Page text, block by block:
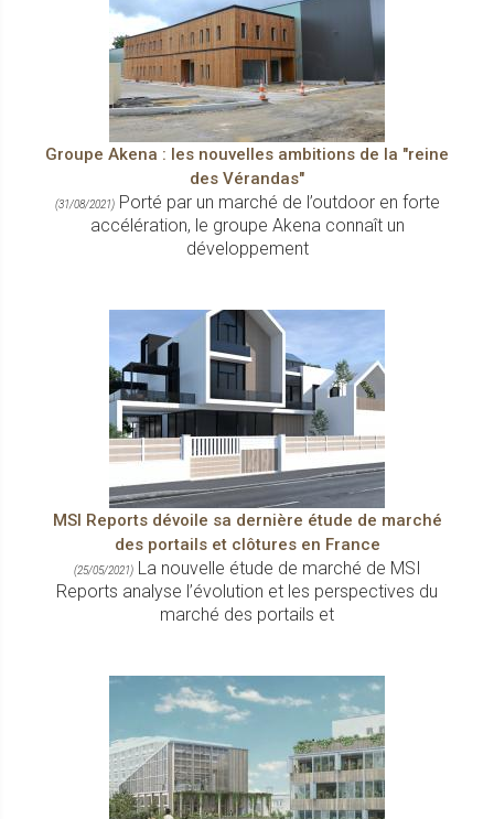
Groupe Akena : les nouvelles ambitions de la "reine
des Vérandas"
(31/08/2021)Porté par un marché de l’outdoor en forte
accélération, le groupe Akena connaît un
développement
MSI Reports dévoile sa dernière étude de marché
des portails et clôtures en France
(25/05/2021)La nouvelle étude de marché de MSI
Reports analyse l’évolution et les perspectives du
marché des portails et